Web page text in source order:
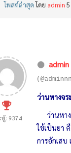
โพสต์ล่าสุด โดย admin
ทู้: 9374
admin
ว่านหางจ
ว่านหา
ใช้เป็นยา
การอักเส